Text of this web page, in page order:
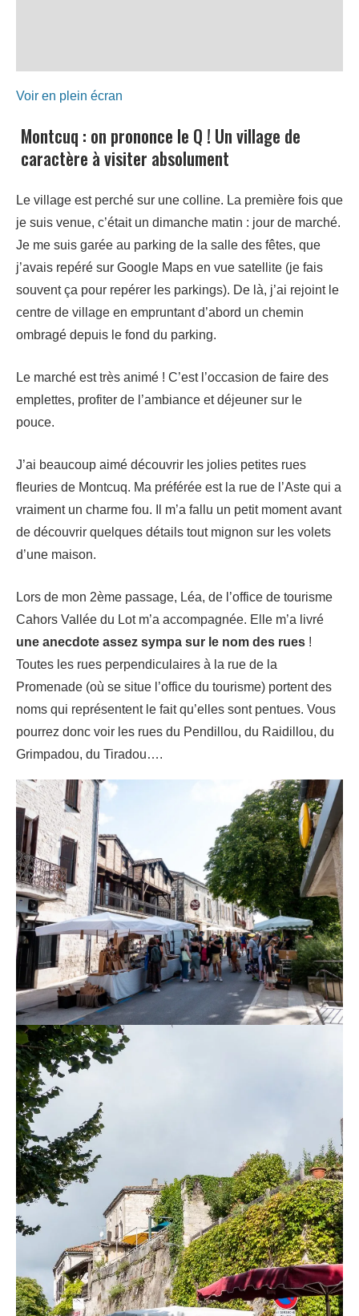
Voir en plein écran
Montcuq : on prononce le Q ! Un village de
caractère à visiter absolument
Le village est perché sur une colline. La première fois que
je suis venue, c’était un dimanche matin : jour de marché.
Je me suis garée au parking de la salle des fêtes, que
j’avais repéré sur Google Maps en vue satellite (je fais
souvent ça pour repérer les parkings). De là, j’ai rejoint le
centre de village en empruntant d’abord un chemin
ombragé depuis le fond du parking.
Le marché est très animé ! C’est l’occasion de faire des
emplettes, profiter de l’ambiance et déjeuner sur le
pouce.
J’ai beaucoup aimé découvrir les jolies petites rues
fleuries de Montcuq. Ma préférée est la rue de l’Aste qui a
vraiment un charme fou. Il m’a fallu un petit moment avant
de découvrir quelques détails tout mignon sur les volets
d’une maison.
Lors de mon 2ème passage, Léa, de l’office de tourisme
Cahors Vallée du Lot m’a accompagnée. Elle m’a livré
une anecdote assez sympa sur le nom des rues !
Toutes les rues perpendiculaires à la rue de la
Promenade (où se situe l’office du tourisme) portent des
noms qui représentent le fait qu’elles sont pentues. Vous
pourrez donc voir les rues du Pendillou, du Raidillou, du
Grimpadou, du Tiradou….